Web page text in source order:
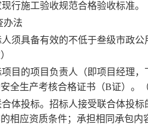
行施工验收规范合格验收标准。
办法
须具备有效的不低于叁级市政公
目的项目负责人（即项目经理
全生产考核合格证书（B证）。
合体投标。招标人接受联合体投
相应资质条件；承担相同承包